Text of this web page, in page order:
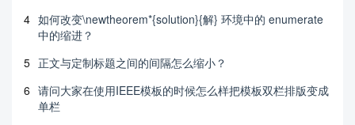
4 如何改变\newtheorem*{solution}{解} 环境中的 enumerate
中的缩进？
5 正文与定制标题之间的间隔怎么缩小？
6 请问大家在使用IEEE模板的时候怎么样把模板双栏排版变成
单栏